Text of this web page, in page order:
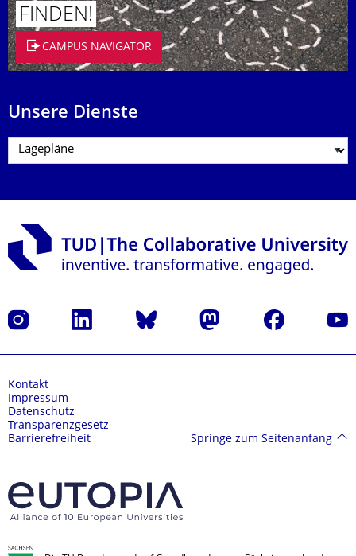
FINDEN!
CAMPUS NAVIGATOR
Unsere Dienste
Instagram LinkedIn Bluesky Mastodon Facebook
Kontakt
Impressum
Datenschutz
Transparenzgesetz
Barrierefreiheit
Springe zum Seitenanfang